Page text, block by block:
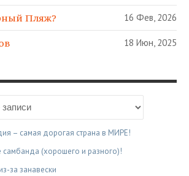
Пляж? 16 Фев, 2026
18 Июн, 2025
– самая дорогая страна в МИРЕ!
самбанда (хорошего и разного)!
за занавески